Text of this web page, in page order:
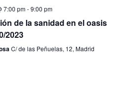
7:00 pm-9:00 pm
de la sanidad en el oasis
2023
C/ de las Peñuelas, 12, Madrid